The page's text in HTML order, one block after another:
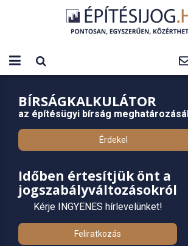
BÍRSÁGKALKULÁTOR
az építésügyi bírság
Érdekel
Időben értesítjük önt a
jogszabályváltozásokról
Kérje INGYENES hírlevelünket!
Feliratkozás